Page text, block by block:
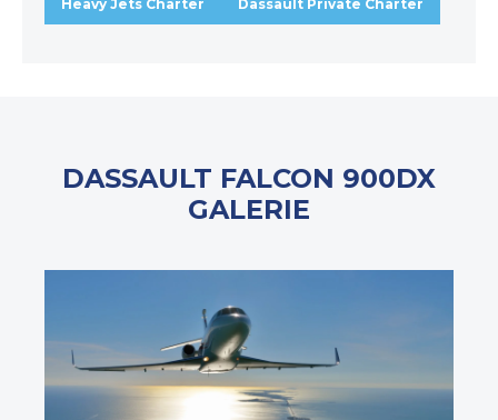
Heavy Jets Charter Dassault Private Charter
DASSAULT FALCON 900DX
GALERIE